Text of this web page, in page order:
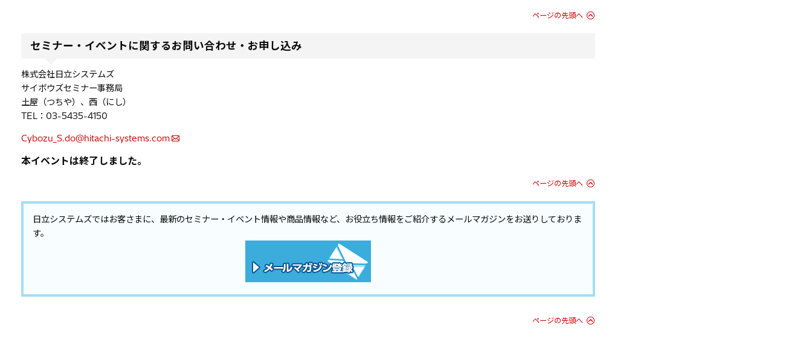
ページの先頭へ
セミナー・イベントに関するお問い合わせ・お申し込み
株式会社日立システムズ
サイボウズセミナー事務局
土屋（つちや）、西（にし）
TEL：03-5435-4150
Cybozu_S.do@hitachi-systems.com
本イベントは終了しました。
ページの先頭へ
日立システムズではお客さまに、最新のセミナー・イベント情報や商品情報など、お役立ち情報をご紹介するメールマガジンをお送りしておりま
す。
ページの先頭へ